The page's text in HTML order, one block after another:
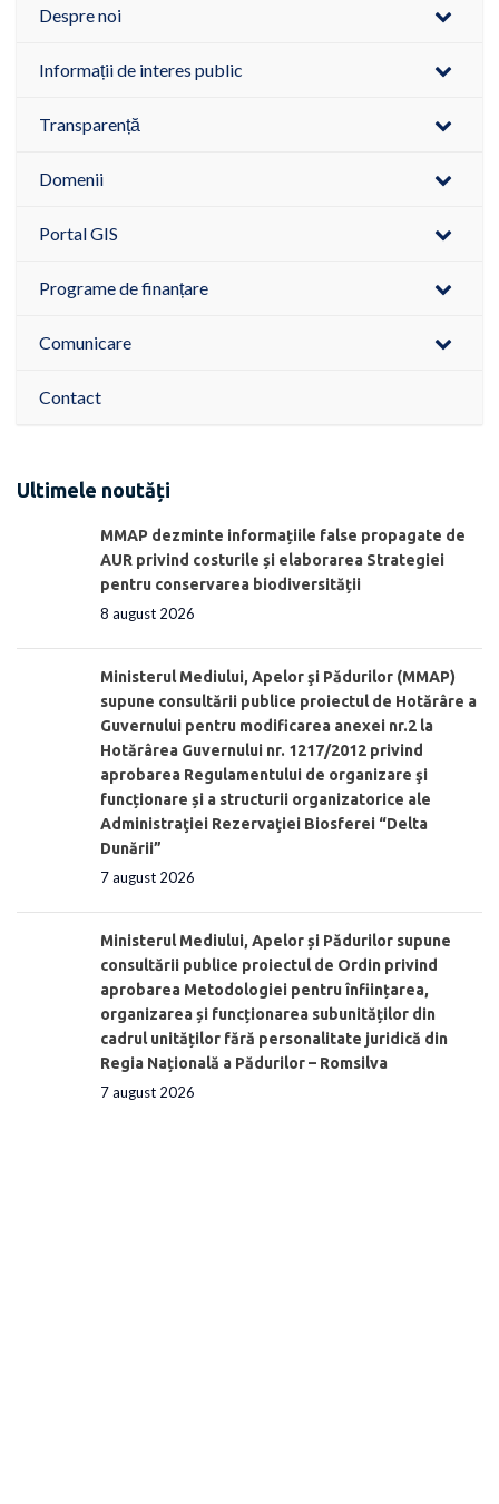
Despre noi
Informații de interes public
Transparență
Domenii
Portal GIS
Programe de finanțare
Comunicare
Contact
Ultimele noutăți
MMAP dezminte informațiile false propagate de
AUR privind costurile și elaborarea Strategiei
pentru conservarea biodiversității
8 august 2026
Ministerul Mediului, Apelor şi Pădurilor (MMAP)
supune consultării publice proiectul de Hotărâre a
Guvernului pentru modificarea anexei nr.2 la
Hotărârea Guvernului nr. 1217/2012 privind
aprobarea Regulamentului de organizare şi
funcționare și a structurii organizatorice ale
Administraţiei Rezervaţiei Biosferei “Delta
Dunării”
7 august 2026
Ministerul Mediului, Apelor și Pădurilor supune
consultării publice proiectul de Ordin privind
aprobarea Metodologiei pentru înființarea,
organizarea și funcționarea subunităților din
cadrul unităților fără personalitate juridică din
Regia Națională a Pădurilor – Romsilva
7 august 2026